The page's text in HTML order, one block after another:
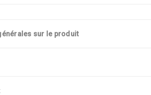
sur le produit